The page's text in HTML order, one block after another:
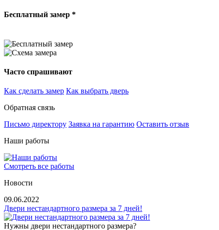
Бесплатный замер *
Часто спрашивают
Как сделать замер Как выбрать дверь
Обратная связь
Письмо директору Заявка на гарантию Оставить отзыв
Наши работы
Смотреть все работы
Новости
09.06.2022
Двери нестандартного размера за 7 дней!
Нужны двери нестандартного размера?